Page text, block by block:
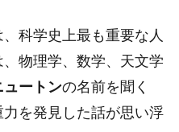
、科学史上最も重要な人
物理学、数学、天文学
ュートンの名前を聞く
を発見した話が思い浮